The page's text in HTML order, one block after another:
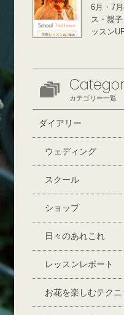
6月・7
ス・親
ッスン
カテゴリー一覧
ダイアリー
ウェディング
スクール
ショップ
日々のあれこれ
レッスンレポート
お花を楽しむテクニ